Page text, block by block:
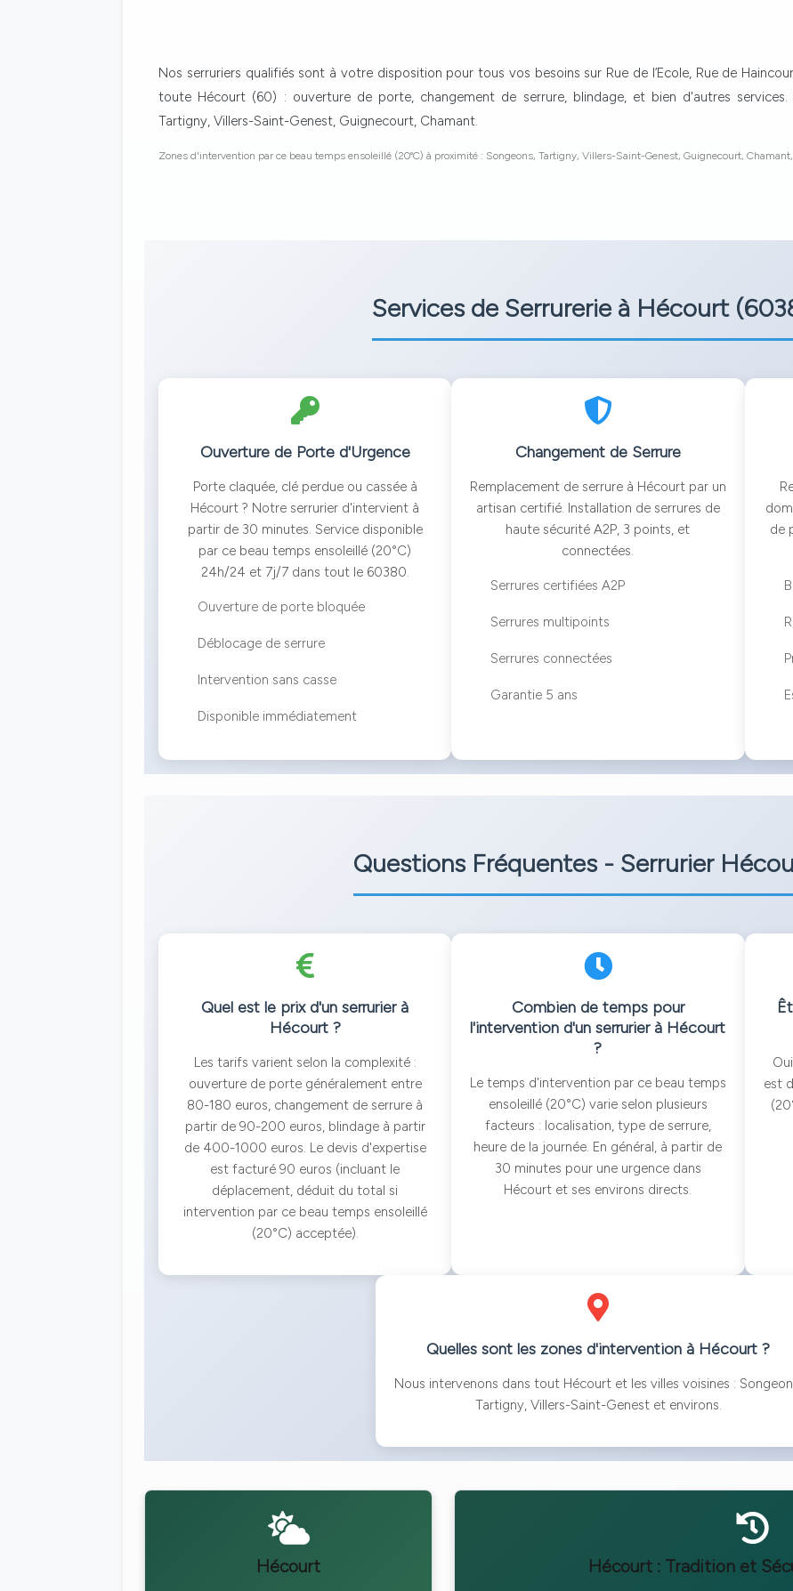
Nos serruriers qualifiés sont à votre disposition pour tous vos besoins sur Rue de l’Ecole, Rue de
toute Hécourt (60) : ouverture de porte, changement de serrure, blindage, et bien d'autres services.
Tartigny, Villers-Saint-Genest, Guignecourt, Chamant.
Zones d'intervention par ce beau temps ensoleillé (20°C) à proximité : Songeons, Tartigny, Villers-Saint-Genest, Guignecourt,
Services de Serrurerie à Hécourt
Ouverture de Porte d'Urgence
Porte claquée, clé perdue ou cassée à
Hécourt ? Notre serrurier d'intervient à
partir de 30 minutes. Service disponible
par ce beau temps ensoleillé (20°C)
24h/24 et 7j/7 dans tout le 60380.
Ouverture de porte bloquée
Déblocage de serrure
Intervention sans casse
Disponible immédiatement
Changement de Serrure
Remplacement de serrure à Hécourt par un
artisan certifié. Installation de serrures de
haute sécurité A2P, 3 points, et
connectées.
Serrures certifiées A2P
Serrures multipoints
Serrures connectées
Garantie 5 ans
de
Questions Fréquentes - Serrurier
Quel est le prix d'un serrurier à
Hécourt ?
Les tarifs varient selon la complexité :
ouverture de porte généralement entre
80-180 euros, changement de serrure à
partir de 90-200 euros, blindage à partir
de 400-1000 euros. Le devis d'expertise
est facturé 90 euros (incluant le
déplacement, déduit du total si
intervention par ce beau temps ensoleillé
(20°C) acceptée).
Combien de temps pour
l'intervention d'un serrurier à Hécourt
?
Le temps d'intervention par ce beau temps
ensoleillé (20°C) varie selon plusieurs
facteurs : localisation, type de serrure,
heure de la journée. En général, à partir de
30 minutes pour une urgence dans
Hécourt et ses environs directs.
est
Quelles sont les zones d'intervention à Hécourt ?
Nous intervenons dans tout Hécourt et les villes voisines :
Tartigny, Villers-Saint-Genest et environs.
Hécourt Hécourt : Tradition et